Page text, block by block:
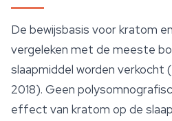
De bewijsbasis voor kratom
vergeleken met de meeste
slaapmiddel worden verkocht
2018). Geen
effect van kratom op de